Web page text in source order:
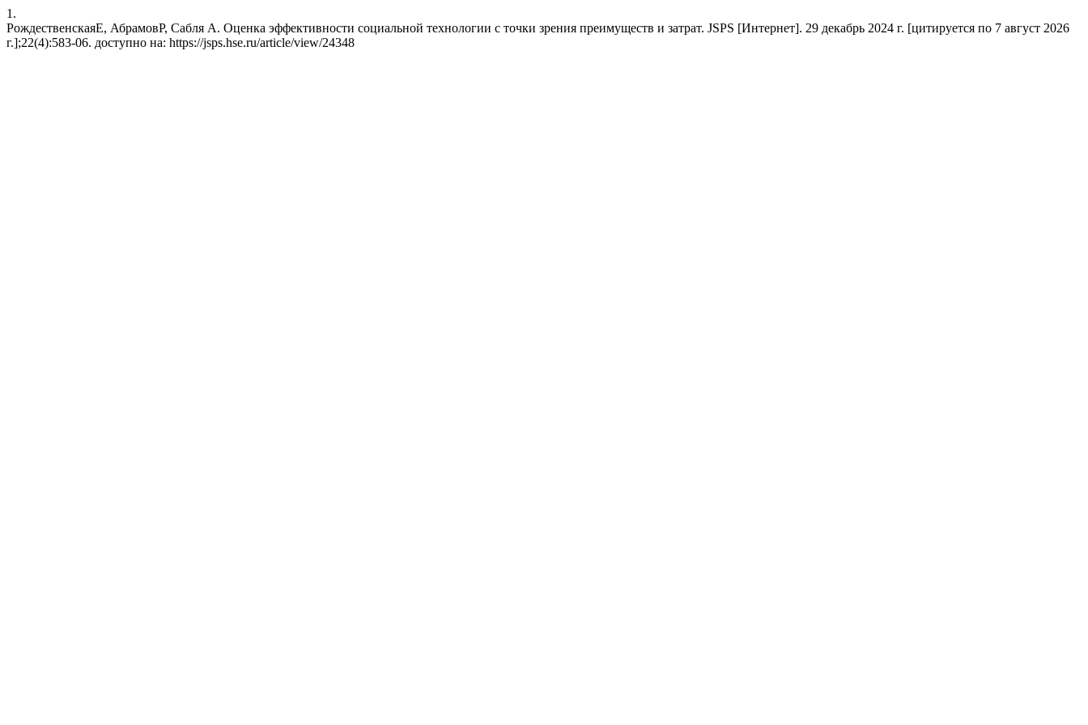
1.
РождественскаяЕ, АбрамовР, Сабля А. Оценка эффективности социальной технологии с точки зрения преимуществ и затрат. JSPS [Интернет]. 29 декабрь 2024 г. [цитируется по 7 август 2026
г.];22(4):583-06. доступно на: https://jsps.hse.ru/article/view/24348